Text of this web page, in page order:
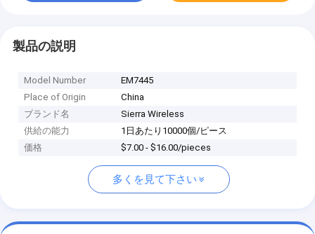
製品の説明
Model Number
EM7445
Place of Origin
China
ブランド名
Sierra Wireless
供給の能力
1日あたり10000個/ピース
価格
$7.00 - $16.00/pieces
多くを見て下さい